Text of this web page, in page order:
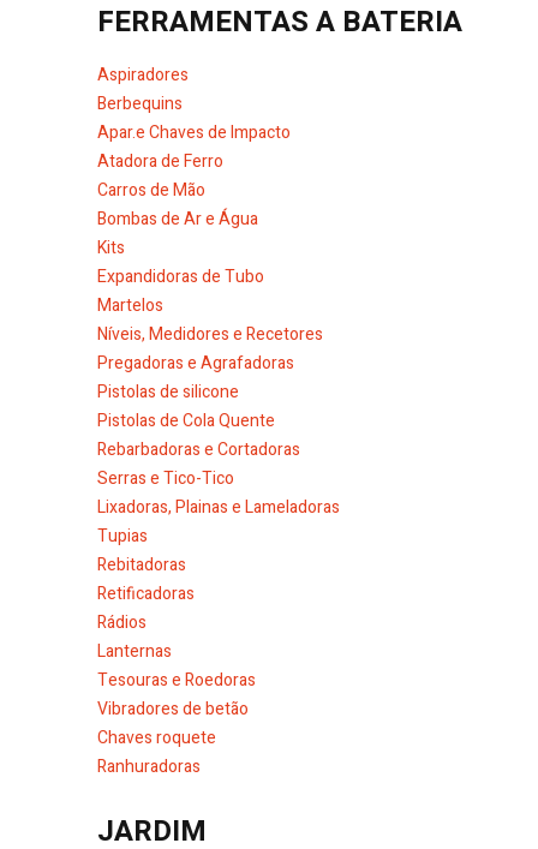
FERRAMENTAS A BATERIA
Aspiradores
Berbequins
Apar.e Chaves de Impacto
Atadora de Ferro
Carros de Mão
Bombas de Ar e Água
Kits
Expandidoras de Tubo
Martelos
Níveis, Medidores e Recetores
Pregadoras e Agrafadoras
Pistolas de silicone
Pistolas de Cola Quente
Rebarbadoras e Cortadoras
Serras e Tico-Tico
Lixadoras, Plainas e Lameladoras
Tupias
Rebitadoras
Retificadoras
Rádios
Lanternas
Tesouras e Roedoras
Vibradores de betão
Chaves roquete
Ranhuradoras
JARDIM